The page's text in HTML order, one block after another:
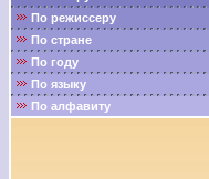
По режиссеру
По стране
По году
По языку
По алфавиту